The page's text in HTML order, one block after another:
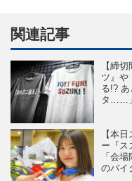
関連記事
【締
ツ』や
る!? あ
タ……
【本
ー『ス
「会
のバイ